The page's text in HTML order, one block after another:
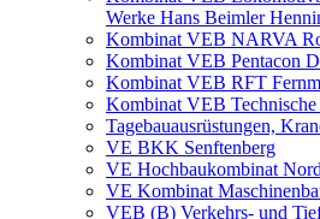
Werke Hans Beimler
Kombinat VEB NARVA
Kombinat VEB Pentacon
Kombinat VEB RFT
Kombinat VEB
Tagebauausrüstungen,
VE BKK Senftenberg
VE Hochbaukombinat
VE Kombinat
VEB (B) Verkehrs- und